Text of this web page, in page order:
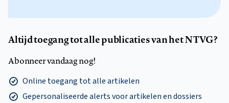
Altijd toegang tot alle publicaties van het NTVG?
Abonneer vandaag nog!
Online toegang tot alle artikelen
Gepersonaliseerde alerts voor artikelen en dossiers